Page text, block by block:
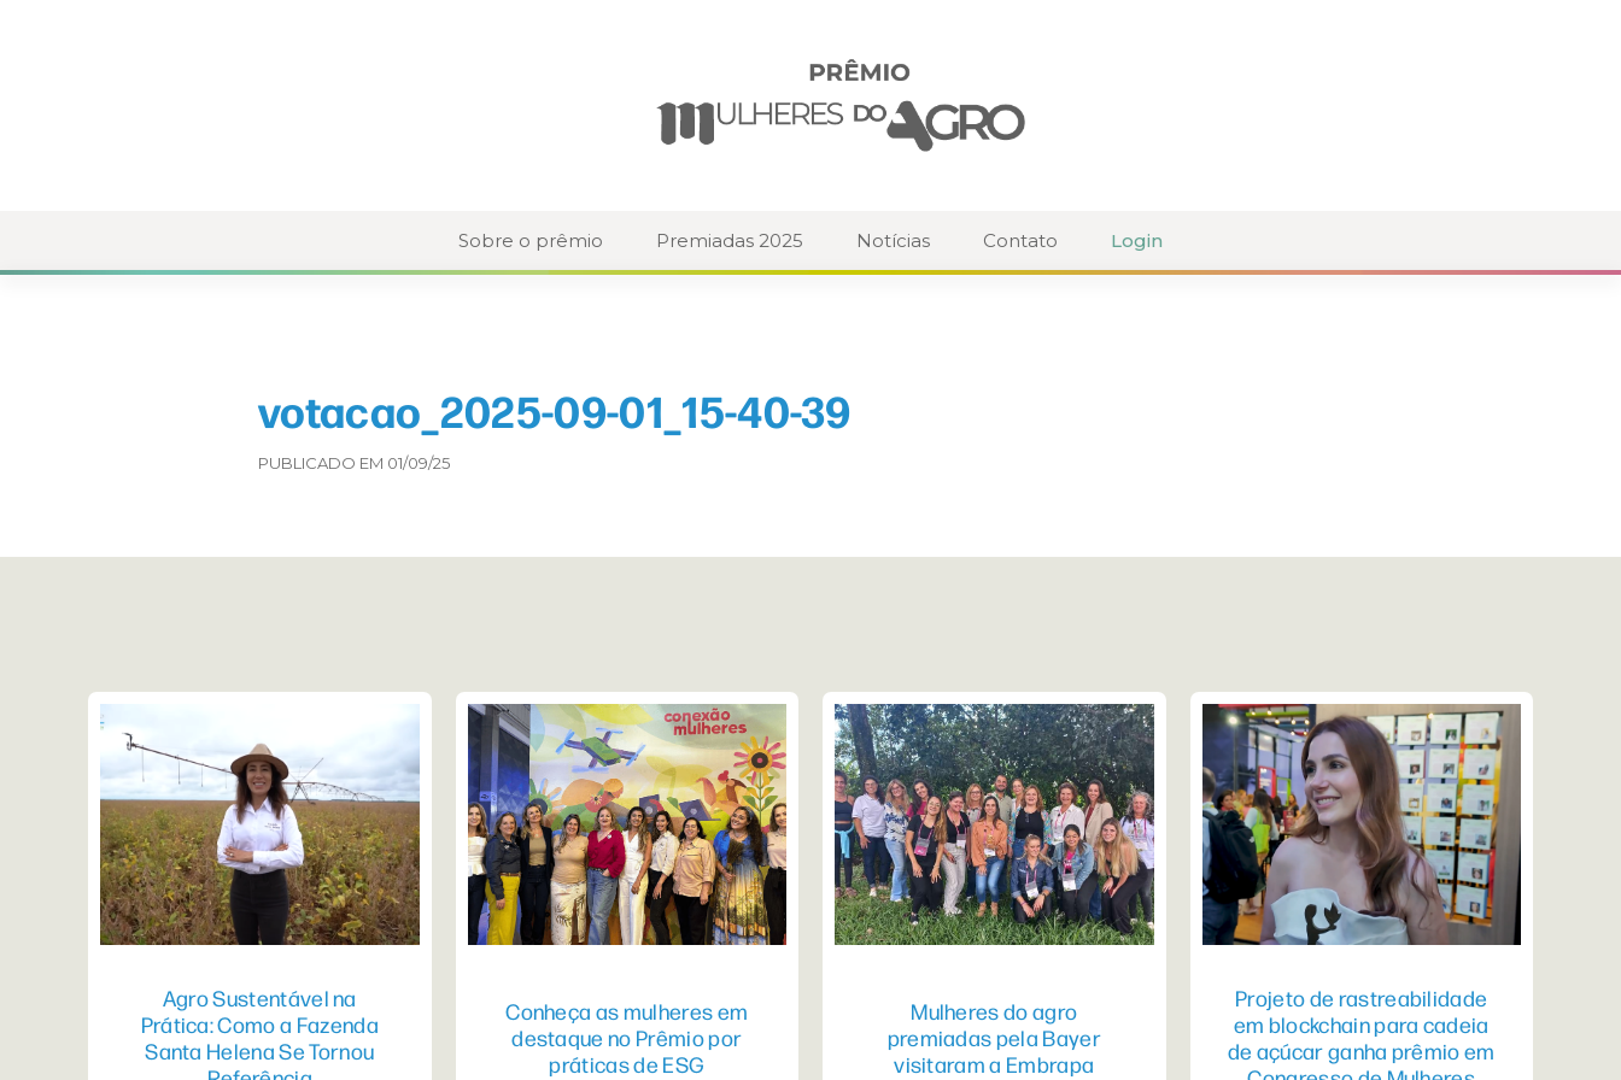
Sobre o prêmio Premiadas 2025 Notícias Contato Login
votacao_2025-09-01_15-40-39
PUBLICADO EM 01/09/25
Agro Sustentável na
Prática: Como a Fazenda
Santa Helena Se Tornou
Conheça as mulheres em
destaque no Prêmio por
práticas de ESG
Mulheres do agro
premiadas pela Bayer
visitaram a Embrapa
Projeto de rastreabilidade
em blockchain para cadeia
de açúcar ganha prêmio em